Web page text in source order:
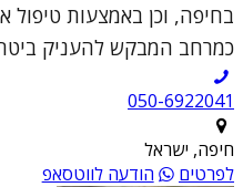
בחיפה, וכן באמצעות טיפול
כמרחב המבקש להעניק
050-6922041
חיפה, ישראל
לפרטים
הודעה לווטסאפ